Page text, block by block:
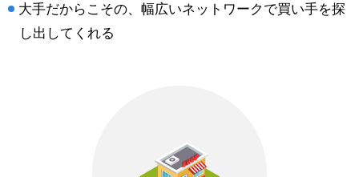
大手だからこその、幅広いネットワークで買い手を探
し出してくれる